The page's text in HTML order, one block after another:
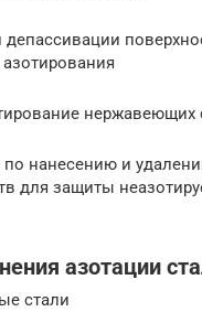
нержавеющих
нанесению и
для защиты
азотации
стали